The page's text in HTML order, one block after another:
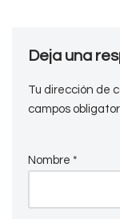
Deja una
Tu dirección de
campos
Nombre *